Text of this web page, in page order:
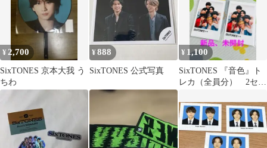
¥ 2,700
SixTONES 京本大我 う
ちわ
¥888
SixTONES 公式写真
¥ 1,100
SixTONES 『音色』ト
レカ（全員分） 2セッ